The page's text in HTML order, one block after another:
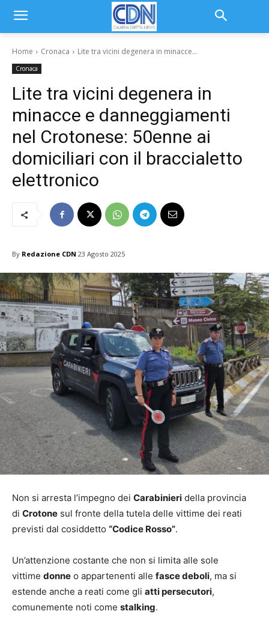
Home Cronaca Lite tra vicini degenera in minacce...
Cronaca
Lite tra vicini degenera in
minacce e danneggiamenti
nel Crotonese: 50enne ai
domiciliari con il braccialetto
elettronico
By Redazione CDN 23 Agosto 2025
Non si arresta l’impegno dei Carabinieri della provincia
di Crotone sul fronte della tutela delle vittime dei reati
previsti dal cosiddetto “Codice Rosso”.
Un’attenzione costante che non si limita alle sole
vittime donne o appartenenti alle fasce deboli, ma si
estende anche a reati come gli atti persecutori,
comunemente noti come stalking.